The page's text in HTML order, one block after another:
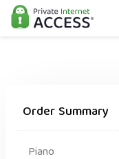
Order Summary
Piano